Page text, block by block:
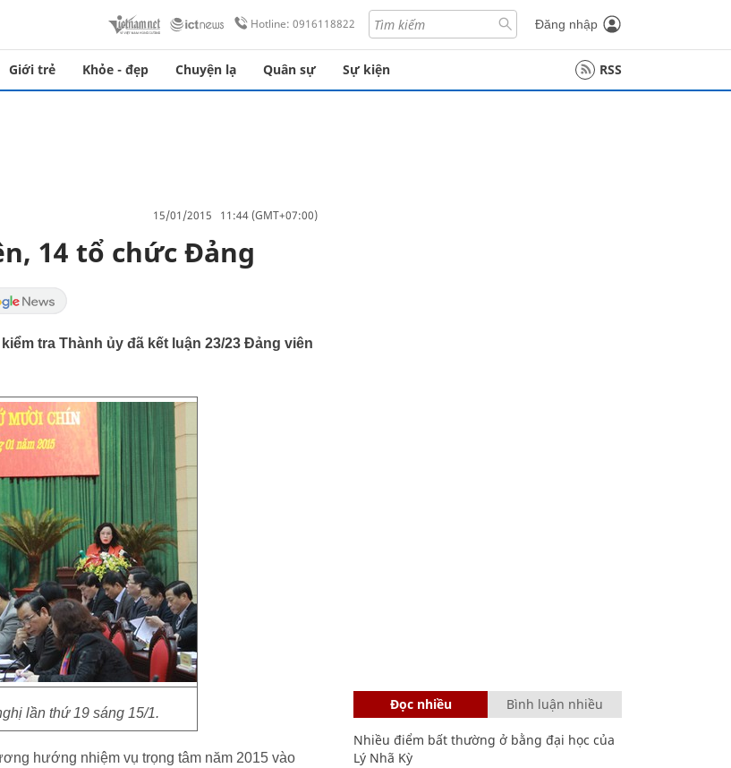
Hotline: 0916118822 Đăng nhập
Giới trẻ Khỏe - đẹp Chuyện lạ Quân sự Sự kiện RSS
15/01/2015 11:44 (GMT+07:00)
14 tổ chức Đảng
tra Thành ủy đã kết luận 23/23 Đảng viên
lần thứ 19 sáng 15/1.
hướng nhiệm vụ trọng tâm năm 2015 vào
Đọc nhiều Bình luận nhiều
Nhiều điểm bất thường ở bằng đại học của
Lý Nhã Kỳ